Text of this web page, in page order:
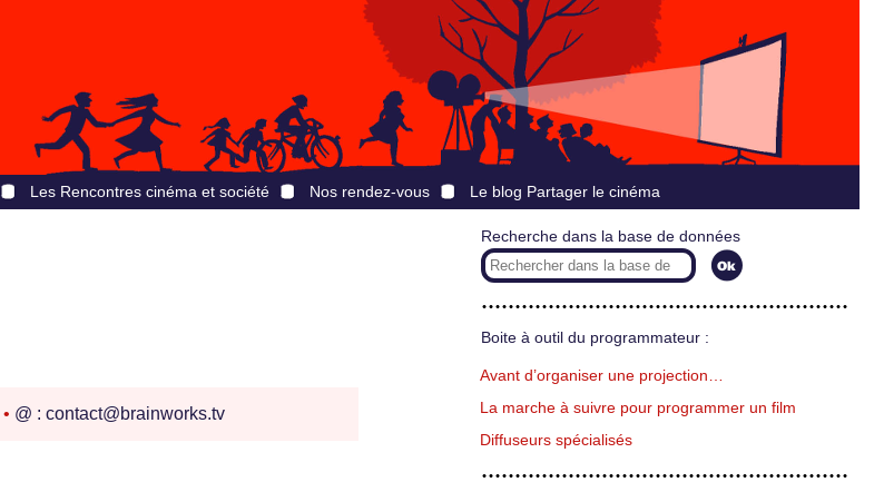
Les Rencontres cinéma et société Nos rendez-vous Le blog Partager le cinéma
• @ : contact@brainworks.tv
Recherche dans la base de données
Boite à outil du programmateur :
Avant d’organiser une projection…
La marche à suivre pour programmer un film
Diffuseurs spécialisés